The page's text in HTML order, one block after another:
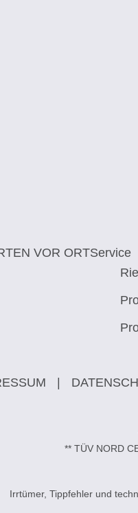
VOR ORTService
** TÜV NORD
Irrtümer, Tippfehler und